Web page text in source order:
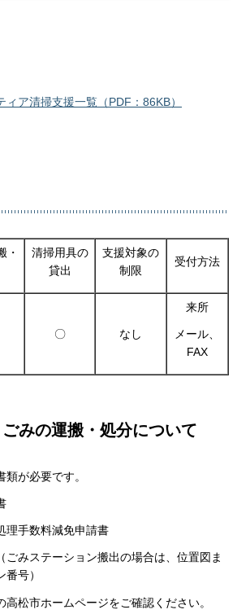
ア清掃支援一覧（PDF：86KB）
・
清掃用具の
貸出
支援対象の
制限
受付方法
〇 なし
来所
メール、
FAX
みの運搬・処分について
が必要です。
理手数料減免申請書
ごみステーション搬出の場合は、位置図ま
号）
松市ホームページをご確認ください。